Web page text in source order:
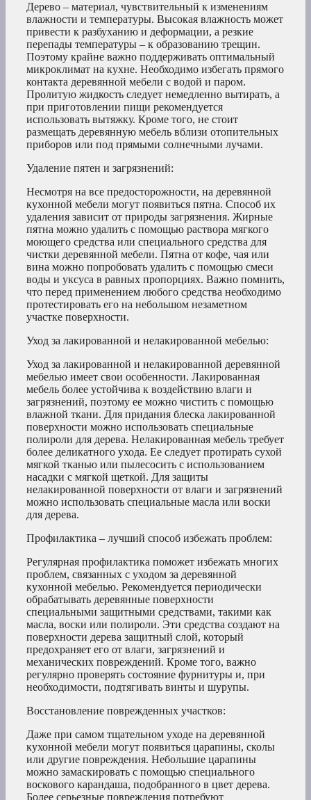
Дерево – материал, чувствительный к изменениям
влажности и температуры. Высокая влажность может
привести к разбуханию и деформации, а резкие
перепады температуры – к образованию трещин.
Поэтому крайне важно поддерживать оптимальный
микроклимат на кухне. Необходимо избегать прямого
контакта деревянной мебели с водой и паром.
Пролитую жидкость следует немедленно вытирать, а
при приготовлении пищи рекомендуется
использовать вытяжку. Кроме того, не стоит
размещать деревянную мебель вблизи отопительных
приборов или под прямыми солнечными лучами.
Удаление пятен и загрязнений:
Несмотря на все предосторожности, на деревянной
кухонной мебели могут появиться пятна. Способ их
удаления зависит от природы загрязнения. Жирные
пятна можно удалить с помощью раствора мягкого
моющего средства или специального средства для
чистки деревянной мебели. Пятна от кофе, чая или
вина можно попробовать удалить с помощью смеси
воды и уксуса в равных пропорциях. Важно помнить,
что перед применением любого средства необходимо
протестировать его на небольшом незаметном
участке поверхности.
Уход за лакированной и нелакированной мебелью:
Уход за лакированной и нелакированной деревянной
мебелью имеет свои особенности. Лакированная
мебель более устойчива к воздействию влаги и
загрязнений, поэтому ее можно чистить с помощью
влажной ткани. Для придания блеска лакированной
поверхности можно использовать специальные
полироли для дерева. Нелакированная мебель требует
более деликатного ухода. Ее следует протирать сухой
мягкой тканью или пылесосить с использованием
насадки с мягкой щеткой. Для защиты
нелакированной поверхности от влаги и загрязнений
можно использовать специальные масла или воски
для дерева.
Профилактика – лучший способ избежать проблем:
Регулярная профилактика поможет избежать многих
проблем, связанных с уходом за деревянной
кухонной мебелью. Рекомендуется периодически
обрабатывать деревянные поверхности
специальными защитными средствами, такими как
масла, воски или полироли. Эти средства создают на
поверхности дерева защитный слой, который
предохраняет его от влаги, загрязнений и
механических повреждений. Кроме того, важно
регулярно проверять состояние фурнитуры и, при
необходимости, подтягивать винты и шурупы.
Восстановление поврежденных участков:
Даже при самом тщательном уходе на деревянной
кухонной мебели могут появиться царапины, сколы
или другие повреждения. Небольшие царапины
можно замаскировать с помощью специального
воскового карандаша, подобранного в цвет дерева.
Более серьезные повреждения потребуют